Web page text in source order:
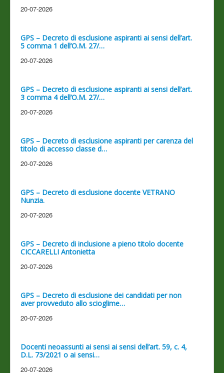
20-07-2026
GPS – Decreto di esclusione aspiranti ai sensi dell’art.
5 comma 1 dell’O.M. 27/…
20-07-2026
GPS – Decreto di esclusione aspiranti ai sensi dell’art.
3 comma 4 dell’O.M. 27/…
20-07-2026
GPS – Decreto di esclusione aspiranti per carenza del
titolo di accesso classe d…
20-07-2026
GPS – Decreto di esclusione docente VETRANO
Nunzia.
20-07-2026
GPS – Decreto di inclusione a pieno titolo docente
CICCARELLI Antonietta
20-07-2026
GPS – Decreto di esclusione dei candidati per non
aver provveduto allo scioglime…
20-07-2026
Docenti neoassunti ai sensi ai sensi dell’art. 59, c. 4,
D.L. 73/2021 o ai sensi…
20-07-2026